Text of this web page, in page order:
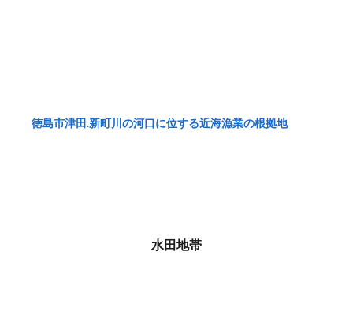
徳島市津田.新町川の河口に位する近海漁業の根拠地
水田地帯